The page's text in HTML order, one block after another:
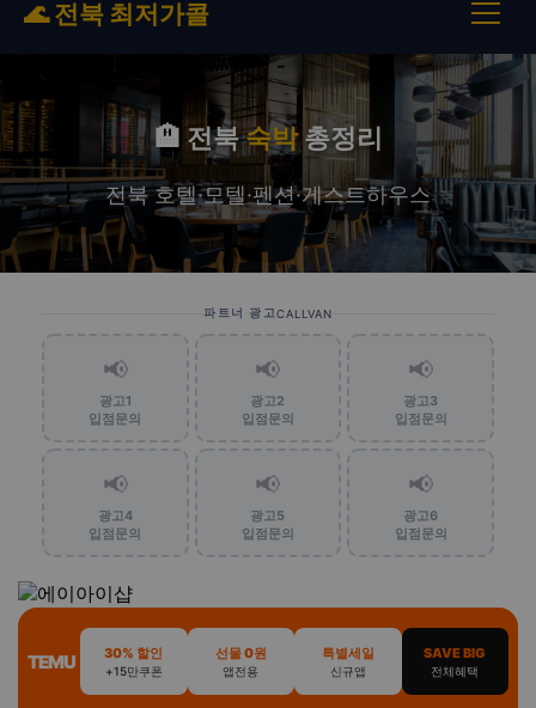
🌊 전북 최저가콜
🏨 전북숙박총정리
전북 호텔·모텔·펜션·게스트하우스
파트너 광고CALLVAN
📢
광고1
입점문의
📢
광고2
입점문의
📢
광고3
입점문의
📢
광고4
입점문의
📢
광고5
입점문의
📢
광고6
입점문의
TEMU 30% 할인
+15만쿠폰
선물 0원
앱전용
특별세일
신규앱
SAVE BIG
전체혜택